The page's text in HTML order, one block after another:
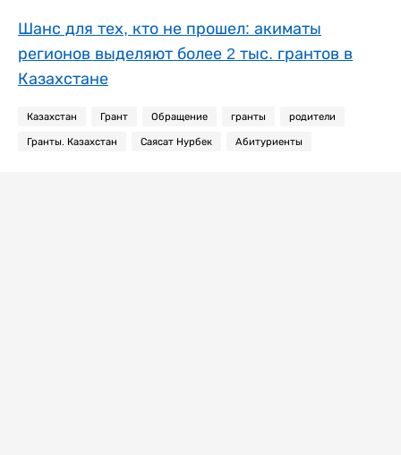
Шанс для тех, кто не прошел: акиматы
регионов выделяют более 2 тыс. грантов в
Казахстане
Казахстан Грант Обращение гранты родители
Гранты. Казахстан Саясат Нурбек Абитуриенты